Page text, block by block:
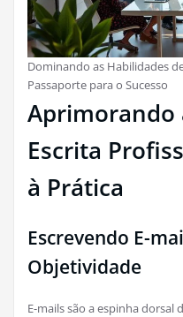
Dominando as Habilidades
Passaporte para o Sucesso
Aprimorando
Escrita
à Prática
Escrevendo E-
Objetividade
E-mails são a espinha dorsal